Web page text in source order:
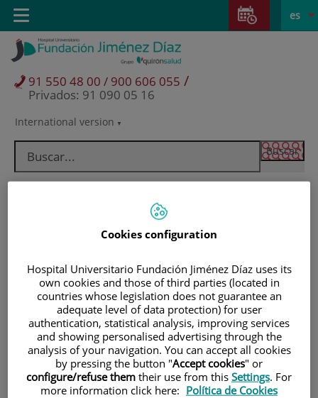
Saltar al contenido
Saltar
contenido
Selector
idioma
activo
es
International version
91 550 48 00 / 900 606 055 /
Privados: 91 090 05 16
Toggle
navigation
Pacientes y visitantes
Cookies configuration
Hospital Universitario Fundación Jiménez Díaz uses its
own cookies and those of third parties (located in
countries whose legislation does not guarantee an
adequate level of data protection) for user
authentication, statistical analysis, improving services
and showing personalised advertising through the
analysis of your navigation. You can accept all cookies
by pressing the button "Accept cookies" or
configure/refuse them their use from this Settings. For
more information click here: Política de Cookies